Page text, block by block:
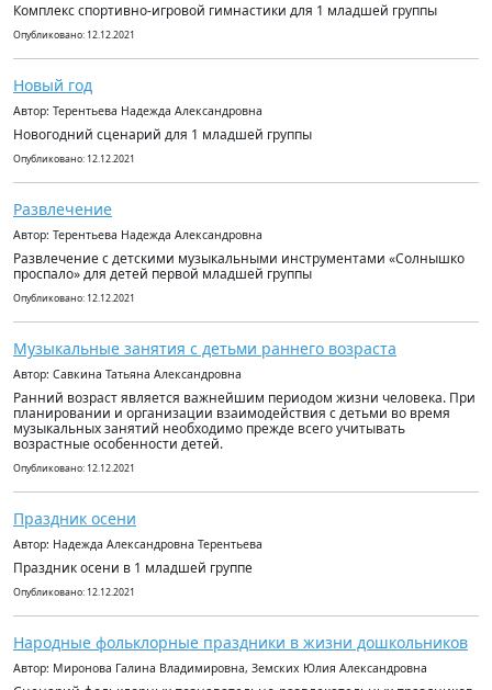
Комплекс спортивно-игровой гимнастики для 1 младшей группы
Опубликовано: 12.12.2021
Новый год
Автор: Терентьева Надежда Александровна
Новогодний сценарий для 1 младшей группы
Опубликовано: 12.12.2021
Развлечение
Автор: Терентьева Надежда Александровна
Развлечение с детскими музыкальными инструментами «Солнышко
проспало» для детей первой младшей группы
Опубликовано: 12.12.2021
Музыкальные занятия с детьми раннего возраста
Автор: Савкина Татьяна Александровна
Ранний возраст является важнейшим периодом жизни человека. При
планировании и организации взаимодействия с детьми во время
музыкальных занятий необходимо прежде всего учитывать
возрастные особенности детей.
Опубликовано: 12.12.2021
Праздник осени
Автор: Надежда Александровна Терентьева
Праздник осени в 1 младшей группе
Опубликовано: 12.12.2021
Народные фольклорные праздники в жизни дошкольников
Автор: Миронова Галина Владимировна, Земских Юлия Александровна